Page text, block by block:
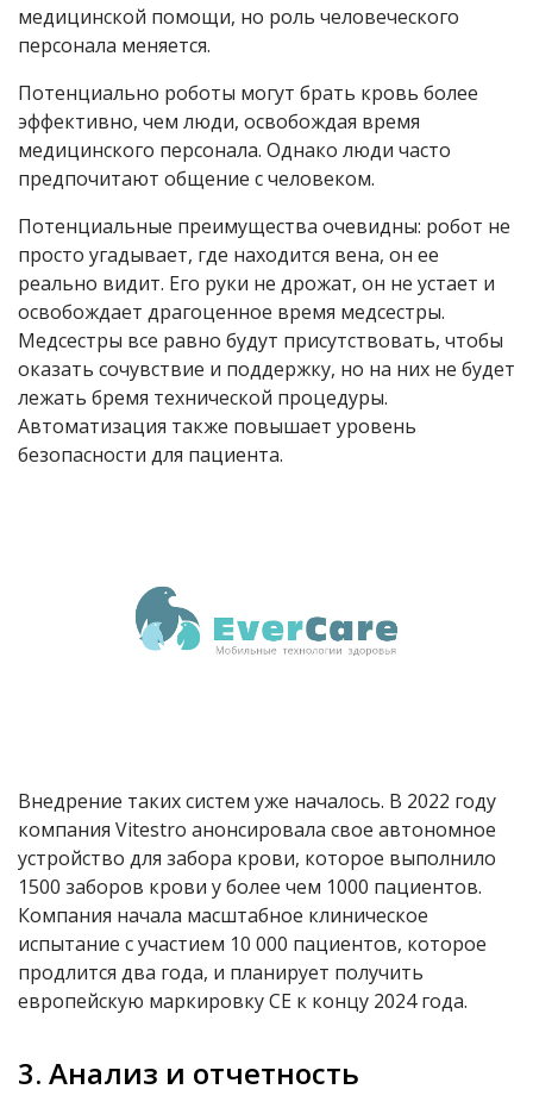
медицинской помощи, но роль человеческого
персонала меняется.
Потенциально роботы могут брать кровь более
эффективно, чем люди, освобождая время
медицинского персонала. Однако люди часто
предпочитают общение с человеком.
Потенциальные преимущества очевидны: робот не
просто угадывает, где находится вена, он ее
реально видит. Его руки не дрожат, он не устает и
освобождает драгоценное время медсестры.
Медсестры все равно будут присутствовать, чтобы
оказать сочувствие и поддержку, но на них не будет
лежать бремя технической процедуры.
Автоматизация также повышает уровень
безопасности для пациента.
Внедрение таких систем уже началось. В 2022 году
компания Vitestro анонсировала свое автономное
устройство для забора крови, которое выполнило
1500 заборов крови у более чем 1000 пациентов.
Компания начала масштабное клиническое
испытание с участием 10 000 пациентов, которое
продлится два года, и планирует получить
европейскую маркировку CE к концу 2024 года.
3. Анализ и отчетность